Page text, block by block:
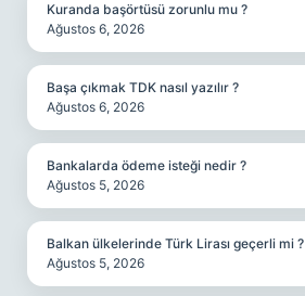
Kuranda başörtüsü zorunlu mu ?
Ağustos 6, 2026
Başa çıkmak TDK nasıl yazılır ?
Ağustos 6, 2026
Bankalarda ödeme isteği nedir ?
Ağustos 5, 2026
Balkan ülkelerinde Türk Lirası geçerli mi ?
Ağustos 5, 2026